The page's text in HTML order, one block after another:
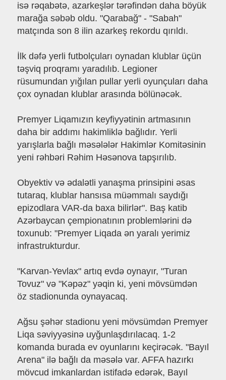
isə rəqabətə, azarkeşlər tərəfindən daha böyük
marağa səbəb oldu. "Qarabağ" - "Sabah"
matçında son 8 ilin azarkeş rekordu qırıldı.
İlk dəfə yerli futbolçuları oynadan klublar üçün
təşviq proqramı yaradılıb. Legioner
rüsumundan yığılan pullar yerli oyunçuları daha
çox oynadan klublar arasında bölünəcək.
Premyer Liqamızın keyfiyyətinin artmasının
daha bir addımı hakimliklə bağlıdır. Yerli
yarışlarla bağlı məsələlər Hakimlər Komitəsinin
yeni rəhbəri Rəhim Həsənova tapşırılıb.
Obyektiv və ədalətli yanaşma prinsipini əsas
tutaraq, klublar hansısa müəmmalı saydığı
epizodlara VAR-da baxa bilirlər". Baş katib
Azərbaycan çempionatının problemlərini də
toxunub: "Premyer Liqada ən yaralı yerimiz
infrastrukturdur.
"Karvan-Yevlax" artıq evdə oynayır, "Turan
Tovuz" və "Kəpəz" yəqin ki, yeni mövsümdən
öz stadionunda oynayacaq.
Ağsu şəhər stadionu yeni mövsümdən Premyer
Liqa səviyyəsinə uyğunlaşdırılacaq. 1-2
komanda burada ev oyunlarını keçirəcək. "Bayıl
Arena" ilə bağlı da məsələ var. AFFA hazırkı
mövcud imkanlardan istifadə edərək, Bayıl